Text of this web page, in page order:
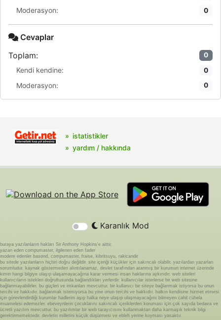
Moderasyon: 0
Cevaplar
Toplam:
0
Kendi kendine: 0
Moderasyon: 0
istatistikler
yardım / hakkında
Karanlık Mod
buraya yazılanların hakları Sir Anthony Hopkins'e aittir.
yazan eden compumaster, ilgilenen eden fader
modere edenler basond, compumaster, fraise, kibritsuyu, rakicandir
bu sitede yazılanların hiçbiri doğru değildir. site içeriği küçükler için sakıncalı olabilir. yazılardan yazarları
sorumludur. kaynak göstermeden alıntılanamaz. devlet tarafından atanmış bir kurumun internet üzerinde
kimin hangi bilgiye ulaşıp ulaşamayacağına karar vermesi insan haklarına aykırıdır. web siteleri
kullanıcıların istekleri doğrultusunda bağlandıkları yerlerdir. kullanıcılar isterlerse bir web sitesine
bağlanmayabilirler. bu güçleri ve imkanları mevcuttur. bir kullanıcı bir siteye bağlanmak istiyorsa bu onun
tercihi ve hakkıdır. bağlanmak istemiyorsa bu yine onun tercihi ve hakkıdır. halkın kendisine hizmet etmesi
için görevlendirdiği kurumlar hadlerini aşıp halka neye ulaşıp ulaşmayacağını bilmeyen cahil cühela
muamelesi edemezler. ebeveynlerin çocuklarını sakıncalı içeriklerden koruması için çok sayıda bedava ve
ücretli yazılım mevcuttur. bu yazılımlar bir web tarayıcısını kullanmaktan daha karmaşık teknik bilgi
gerektirmemektedir. devletin milletini küçük düşürmesi ve ebleh yerine koyması yasaktır.